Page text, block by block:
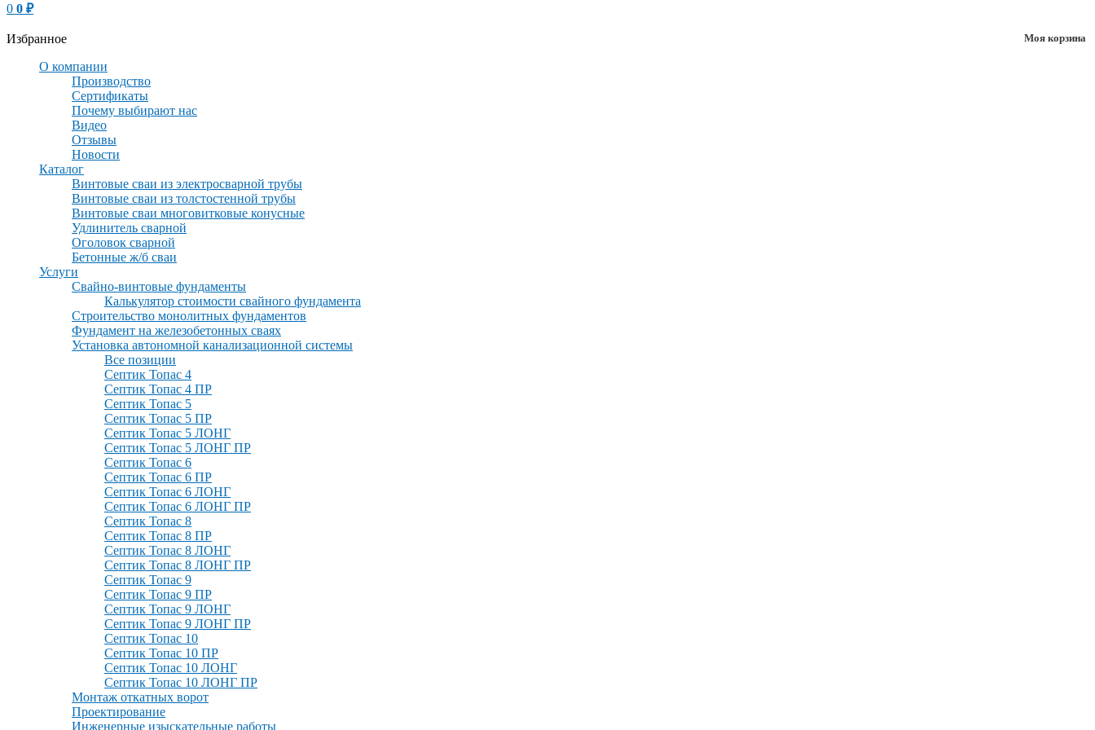
0 0 ₽
Моя корзина
Избранное
О компании
Производство
Сертификаты
Почему выбирают нас
Видео
Отзывы
Новости
Каталог
Винтовые сваи из электросварной трубы
Винтовые сваи из толстостенной трубы
Винтовые сваи многовитковые конусные
Удлинитель сварной
Оголовок сварной
Бетонные ж/б сваи
Услуги
Свайно-винтовые фундаменты
Калькулятор стоимости свайного фундамента
Строительство монолитных фундаментов
Фундамент на железобетонных сваях
Установка автономной канализационной системы
Все позиции
Септик Топас 4
Септик Топас 4 ПР
Септик Топас 5
Септик Топас 5 ПР
Септик Топас 5 ЛОНГ
Септик Топас 5 ЛОНГ ПР
Септик Топас 6
Септик Топас 6 ПР
Септик Топас 6 ЛОНГ
Септик Топас 6 ЛОНГ ПР
Септик Топас 8
Септик Топас 8 ПР
Септик Топас 8 ЛОНГ
Септик Топас 8 ЛОНГ ПР
Септик Топас 9
Септик Топас 9 ПР
Септик Топас 9 ЛОНГ
Септик Топас 9 ЛОНГ ПР
Септик Топас 10
Септик Топас 10 ПР
Септик Топас 10 ЛОНГ
Септик Топас 10 ЛОНГ ПР
Монтаж откатных ворот
Проектирование
Инженерные изыскательные работы